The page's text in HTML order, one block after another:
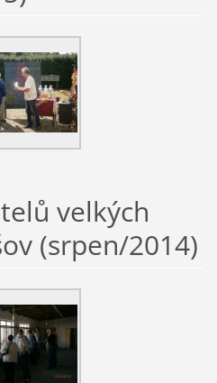
velkých
(srpen/2014)